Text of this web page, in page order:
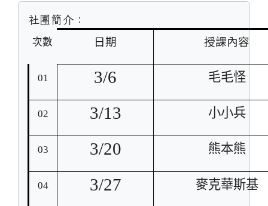
社團簡介：
次數
日期 授課內容
01 3/6 毛毛怪
02 3/13 小小兵
03 3/20 熊本熊
04 3/27 麥克華斯基